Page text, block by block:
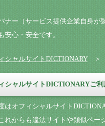
ナー（サービス提供企業自身が
安心・安全です。
シャルサイトDICTIONARY＞
シャルサイトDICTIONARYご利
はオフィシャルサイト
れからも違法サイトや類似ペー